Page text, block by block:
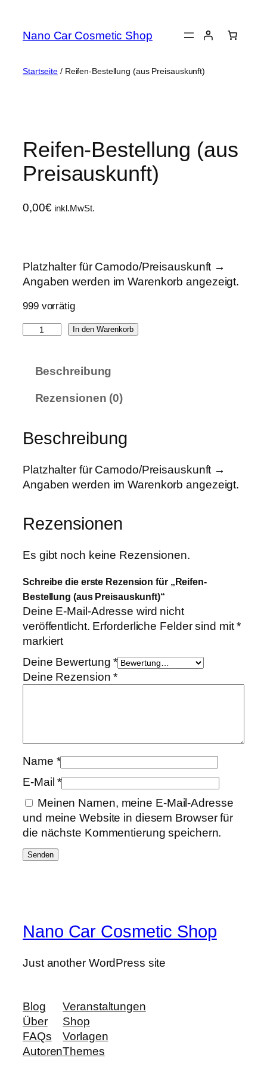
springen
Nano Car Cosmetic Shop
Startseite / Reifen-Bestellung (aus Preisauskunft)
Reifen-Bestellung (aus
Preisauskunft)
0,00€ inkl.MwSt.
Platzhalter für Camodo/Preisauskunft →
Angaben werden im Warenkorb angezeigt.
999 vorrätig
B
s
n
(
a
u
s
P
r
e
i
s
k
u
t
)
M
In den Warenkorb
Beschreibung
Rezensionen (0)
Beschreibung
Platzhalter für Camodo/Preisauskunft →
Angaben werden im Warenkorb angezeigt.
Rezensionen
Es gibt noch keine Rezensionen.
Schreibe die erste Rezension für „Reifen-
Bestellung (aus Preisauskunft)“
Deine E-Mail-Adresse wird nicht
veröffentlicht. Erforderliche Felder sind mit*
markiert
Deine Bewertung*
Deine Rezension*
Name *
E-Mail*
Meinen Namen, meine E-Mail-Adresse
und meine Website in diesem Browser für
die nächste Kommentierung speichern.
Nano Car Cosmetic Shop
Just another WordPress site
Blog
Über
FAQs
Autoren
Veranstaltungen
Shop
Vorlagen
Themes